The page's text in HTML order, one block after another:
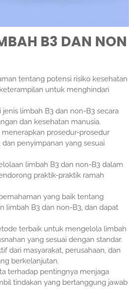
B3 DAN NON
tentang potensi risiko kesehatan
untuk menghindari
limbah B3 dan non-B3 secara
dan kesehatan manusia.
prosedur-prosedur
penyimpanan yang sesuai
limbah B3 dan non-B3 dalam
praktik-praktik ramah
yang baik tentang
limbah B3 dan non-B3, dan dapat
terbaik untuk mengelola limbah
yang sesuai dengan standar.
dari masyarakat, perusahaan, dan
berkelanjutan.
terhadap pentingnya menjaga
tindakan yang bertanggung jawab